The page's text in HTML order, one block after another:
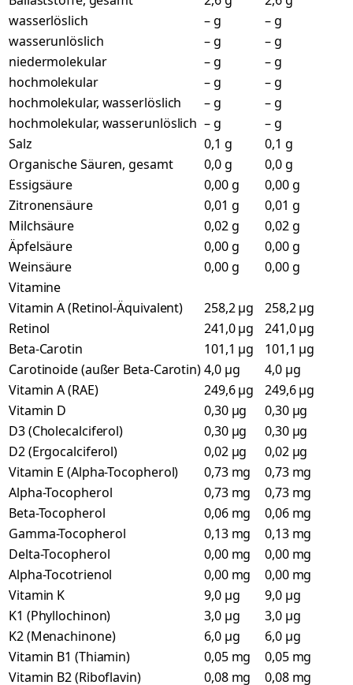
wasserlöslich
– g
– g
wasserunlöslich
– g
– g
niedermolekular
– g
– g
hochmolekular
– g
– g
hochmolekular, wasserlöslich
– g
– g
hochmolekular, wasserunlöslich – g
– g
Salz
0,1 g
0,1 g
Organische Säuren, gesamt
0,0 g
0,0 g
Essigsäure
0,00 g
0,00 g
Zitronensäure
0,01 g
0,01 g
Milchsäure
0,02 g
0,02 g
Äpfelsäure
0,00 g
0,00 g
Weinsäure
0,00 g
0,00 g
Vitamine
Vitamin A (Retinol-Äquivalent)
258,2 µg
258,2 µg
Retinol
241,0 µg
241,0 µg
Beta-Carotin
101,1 µg
101,1 µg
Carotinoide (außer Beta-Carotin)4,0 µg
4,0 µg
Vitamin A (RAE)
249,6 µg
249,6 µg
Vitamin D
0,30 µg
0,30 µg
D3 (Cholecalciferol)
0,30 µg
0,30 µg
D2 (Ergocalciferol)
0,02 µg
0,02 µg
Vitamin E (Alpha-Tocopherol)
0,73 mg
0,73 mg
Alpha-Tocopherol
0,73 mg
0,73 mg
Beta-Tocopherol
0,06 mg
0,06 mg
Gamma-Tocopherol
0,13 mg
0,13 mg
Delta-Tocopherol
0,00 mg
0,00 mg
Alpha-Tocotrienol
0,00 mg
0,00 mg
Vitamin K
9,0 µg
9,0 µg
K1 (Phyllochinon)
3,0 µg
3,0 µg
K2 (Menachinone)
6,0 µg
6,0 µg
Vitamin B1 (Thiamin)
0,05 mg
0,05 mg
Vitamin B2 (Riboflavin)
0,08 mg
0,08 mg